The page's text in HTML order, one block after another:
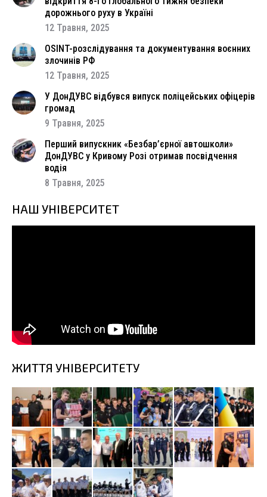
дорожнього руху в Україні
12 Травня, 2025
OSINT-розслідування та документування воєнних
злочинів РФ
12 Травня, 2025
У ДонДУВС відбувся випуск поліцейських офіцерів
громад
9 Травня, 2025
Перший випускник «Безбар’єрної автошколи»
ДонДУВС у Кривому Розі отримав посвідчення
водія
8 Травня, 2025
НАШ УНІВЕРСИТЕТ
ЖИТТЯ УНІВЕРСИТЕТУ